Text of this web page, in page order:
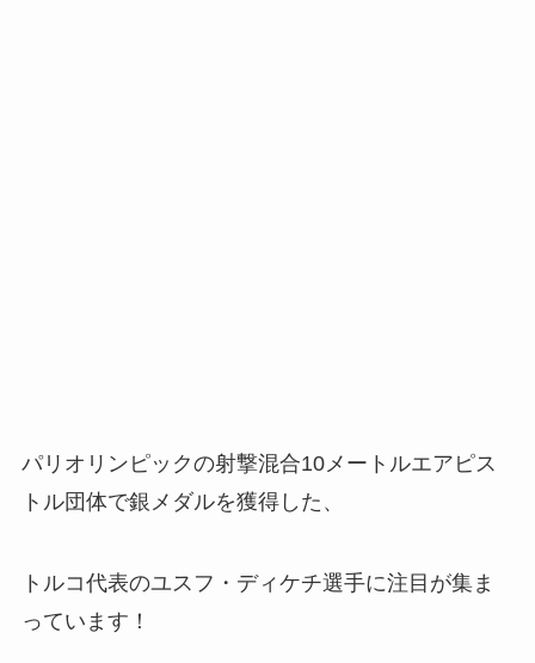
パリオリンピックの射撃混合10メートルエアピス
トル団体で銀メダルを獲得した、
トルコ代表のユスフ・ディケチ選手に注目が集ま
っています！